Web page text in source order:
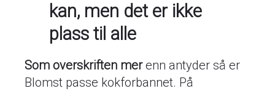
kan, men det er ikke
plass til alle
Som overskriften merenn antyder så er
Blomst passe kokforbannet. På